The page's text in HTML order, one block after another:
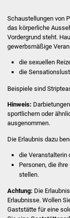
Schaustellungen von
das körperliche
Vordergrund steht.
gewerbsmäßige
die sexuellen
die
Beispiele sind
Hinweis:
sportlichem oder
ausgenommen.
Die Erlaubnis dazu
die Veranstalterin
Personen, die
stellen.
Achtung: Die
Erlaubnisse.Wollen
Gaststätte für eine